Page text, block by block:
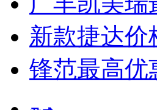
新款捷达价
锋范最高优